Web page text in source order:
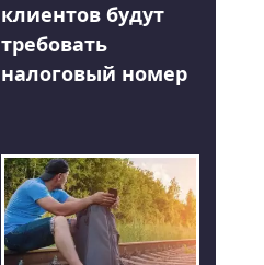
клиентов будут
требовать
налоговый номер